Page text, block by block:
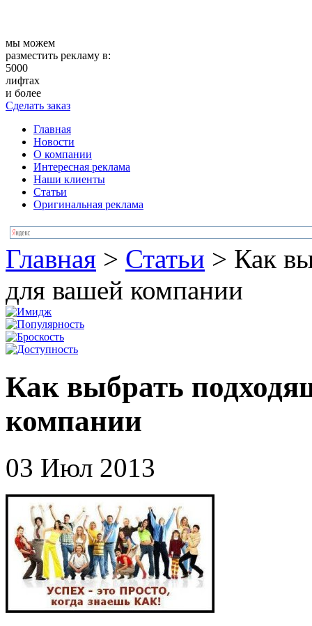
мы можем
разместить рекламу в:
5000
лифтах
и более
Сделать заказ
Главная
Новости
О компании
Интересная реклама
Наши клиенты
Статьи
Оригинальная реклама
Главная > Статьи > Как
для вашей компании
Как выбрать
компании
03 Июл 2013